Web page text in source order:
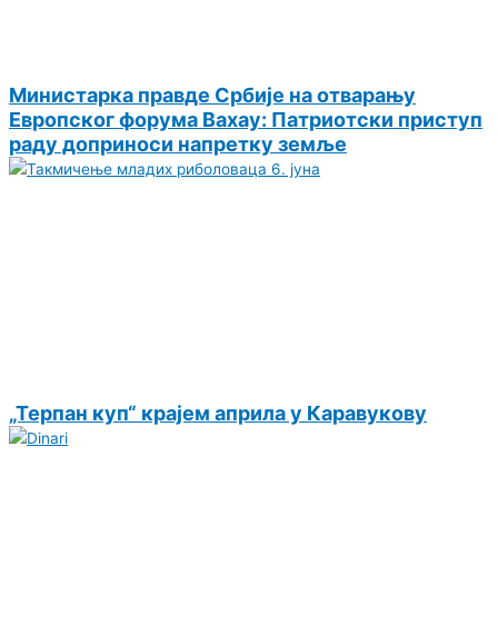
Министарка правде Србије на отварању
Eвропског форума Вахау: Патриотски приступ
раду доприноси напретку земље
„Терпан куп“ крајем априла у Каравукову